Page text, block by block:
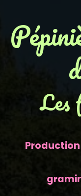
Les